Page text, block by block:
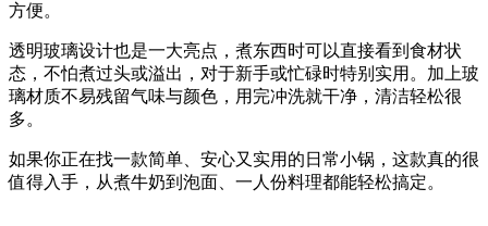
方便。
透明玻璃设计也是一大亮点，煮东西时可以直接看到食材状
态，不怕煮过头或溢出，对于新手或忙碌时特别实用。加上玻
璃材质不易残留气味与颜色，用完冲洗就干净，清洁轻松很
多。
如果你正在找一款简单、安心又实用的日常小锅，这款真的很
值得入手，从煮牛奶到泡面、一人份料理都能轻松搞定。